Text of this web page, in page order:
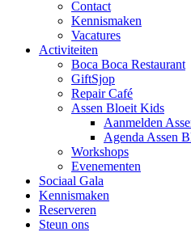
Contact
Kennismaken
Vacatures
Activiteiten
Boca Boca Restaurant
GiftSjop
Repair Café
Assen Bloeit Kids
Aanmelden
Agenda Assen
Workshops
Evenementen
Sociaal Gala
Kennismaken
Reserveren
Steun ons